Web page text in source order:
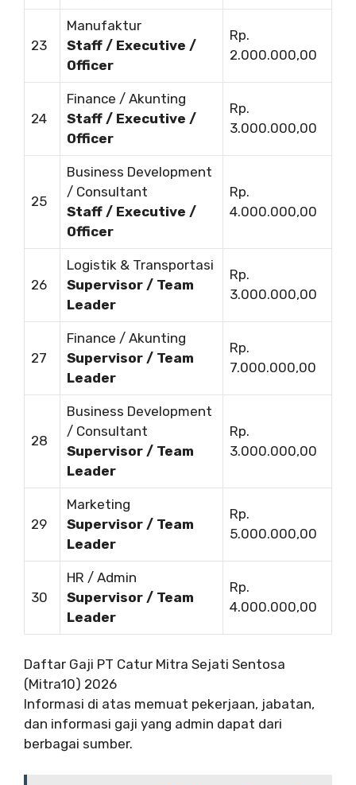
23
Manufaktur
Staff / Executive /
Officer
Rp.
2.000.000,00
24
Finance / Akunting
Staff / Executive /
Officer
Rp.
3.000.000,00
25
Business Development
/ Consultant
Staff / Executive /
Officer
Rp.
4.000.000,00
26
Logistik & Transportasi
Supervisor / Team
Leader
Rp.
3.000.000,00
27
Finance / Akunting
Supervisor / Team
Leader
Rp.
7.000.000,00
28
Business Development
/ Consultant
Supervisor / Team
Leader
Rp.
3.000.000,00
29
Marketing
Supervisor / Team
Leader
Rp.
5.000.000,00
30
HR / Admin
Supervisor / Team
Leader
Rp.
4.000.000,00
Daftar Gaji PT Catur Mitra Sejati Sentosa
(Mitra10) 2026
Informasi di atas memuat pekerjaan, jabatan,
dan informasi gaji yang admin dapat dari
berbagai sumber.